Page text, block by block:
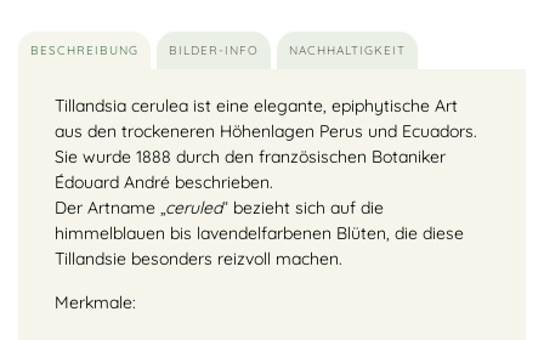
BESCHREIBUNG BILDER-INFO NACHHALTIGKEIT
Tillandsia cerulea ist eine elegante, epiphytische Art
aus den trockeneren Höhenlagen Perus und Ecuadors.
Sie wurde 1888 durch den französischen Botaniker
Édouard André beschrieben.
Der Artname „ cerulea“ bezieht sich auf die
himmelblauen bis lavendelfarbenen Blüten, die diese
Tillandsie besonders reizvoll machen.
Merkmale: